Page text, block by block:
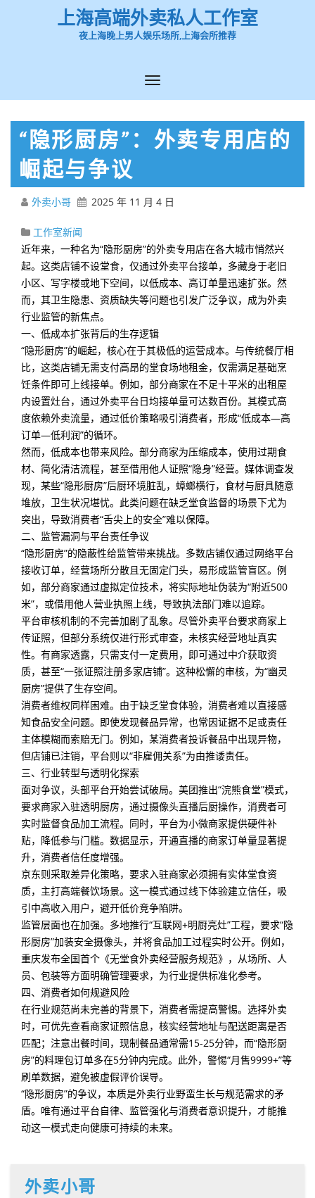
上海高端外卖私人工作室
夜上海晚上男人娱乐场所,上海会所推荐
“隐形厨房”：外卖专用店的
崛起与争议
外卖小哥 2025 年 11 月 4 日
工作室新闻
近年来，一种名为“隐形厨房”的外卖专用店在各大城市悄然兴
起。这类店铺不设堂食，仅通过外卖平台接单，多藏身于老旧
小区、写字楼或地下空间，以低成本、高订单量迅速扩张。然
而，其卫生隐患、资质缺失等问题也引发广泛争议，成为外卖
行业监管的新焦点。
一、低成本扩张背后的生存逻辑
“隐形厨房”的崛起，核心在于其极低的运营成本。与传统餐厅相
比，这类店铺无需支付高昂的堂食场地租金，仅需满足基础烹
饪条件即可上线接单。例如，部分商家在不足十平米的出租屋
内设置灶台，通过外卖平台日均接单量可达数百份。其模式高
度依赖外卖流量，通过低价策略吸引消费者，形成“低成本—高
订单—低利润”的循环。
然而，低成本也带来风险。部分商家为压缩成本，使用过期食
材、简化清洁流程，甚至借用他人证照“隐身”经营。媒体调查发
现，某些“隐形厨房”后厨环境脏乱，蟑螂横行，食材与厨具随意
堆放，卫生状况堪忧。此类问题在缺乏堂食监督的场景下尤为
突出，导致消费者“舌尖上的安全”难以保障。
二、监管漏洞与平台责任争议
“隐形厨房”的隐蔽性给监管带来挑战。多数店铺仅通过网络平台
接收订单，经营场所分散且无固定门头，易形成监管盲区。例
如，部分商家通过虚拟定位技术，将实际地址伪装为“附近500
米”，或借用他人营业执照上线，导致执法部门难以追踪。
平台审核机制的不完善加剧了乱象。尽管外卖平台要求商家上
传证照，但部分系统仅进行形式审查，未核实经营地址真实
性。有商家透露，只需支付一定费用，即可通过中介获取资
质，甚至“一张证照注册多家店铺”。这种松懈的审核，为“幽灵
厨房”提供了生存空间。
消费者维权同样困难。由于缺乏堂食体验，消费者难以直接感
知食品安全问题。即使发现餐品异常，也常因证据不足或责任
主体模糊而索赔无门。例如，某消费者投诉餐品中出现异物，
但店铺已注销，平台则以“非雇佣关系”为由推诿责任。
三、行业转型与透明化探索
面对争议，头部平台开始尝试破局。美团推出“浣熊食堂”模式，
要求商家入驻透明厨房，通过摄像头直播后厨操作，消费者可
实时监督食品加工流程。同时，平台为小微商家提供硬件补
贴，降低参与门槛。数据显示，开通直播的商家订单量显著提
升，消费者信任度增强。
京东则采取差异化策略，要求入驻商家必须拥有实体堂食资
质，主打高端餐饮场景。这一模式通过线下体验建立信任，吸
引中高收入用户，避开低价竞争陷阱。
监管层面也在加强。多地推行“互联网+明厨亮灶”工程，要求“隐
形厨房”加装安全摄像头，并将食品加工过程实时公开。例如，
重庆发布全国首个《无堂食外卖经营服务规范》，从场所、人
员、包装等方面明确管理要求，为行业提供标准化参考。
四、消费者如何规避风险
在行业规范尚未完善的背景下，消费者需提高警惕。选择外卖
时，可优先查看商家证照信息，核实经营地址与配送距离是否
匹配；注意出餐时间，现制餐品通常需15-25分钟，而“隐形厨
房”的料理包订单多在5分钟内完成。此外，警惕“月售9999+”等
刷单数据，避免被虚假评价误导。
“隐形厨房”的争议，本质是外卖行业野蛮生长与规范需求的矛
盾。唯有通过平台自律、监管强化与消费者意识提升，才能推
动这一模式走向健康可持续的未来。
外卖小哥